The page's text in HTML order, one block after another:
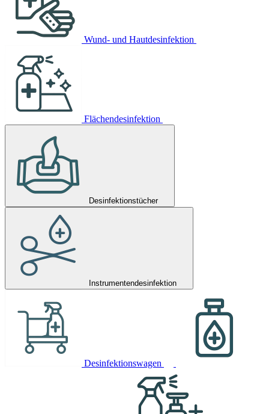
Wund- und Hautdesinfektion
Flächendesinfektion
Desinfektionstücher
Instrumentendesinfektion
Desinfektionswagen